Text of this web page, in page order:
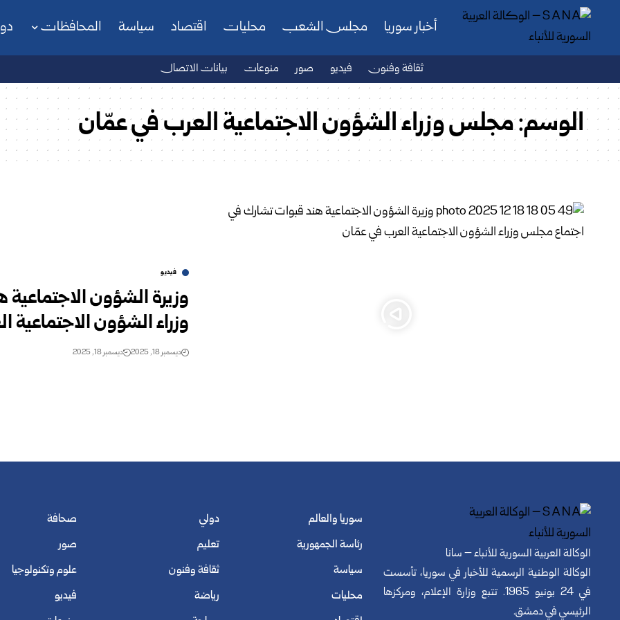
أخبار سوريا مجلس الشعب محليات اقتصاد سياسة المحافظات
ثقافة وفنون فيديو صور منوعات بيانات الاتصال
الوسم:مجلس وزراء الشؤون الاجتماعية العرب في عمّان
فيديو
وزيرة الشؤون
وزراء الشؤون
ديسمبر 18, 2025 ديسمبر 18, 2025
الوكالة العربية السورية للأنباء – سانا
الوكالة الوطنية الرسمية للأخبار في سوريا، تأسست
في 24 يونيو 1965. تتبع وزارة الإعلام، ومركزها
الرئيسي في دمشق.
سوريا والعالم
رئاسة الجمهورية
سياسة
محليات
دولي
تعليم
ثقافة وفنون
رياضة
صحافة
صور
علوم وتكنولوجيا
فيديو